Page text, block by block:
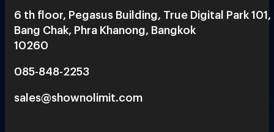
6 th floor, Pegasus Building, True Digital Park 101,
Bang Chak, Phra Khanong, Bangkok
10260
085-848-2253
sales@shownolimit.com